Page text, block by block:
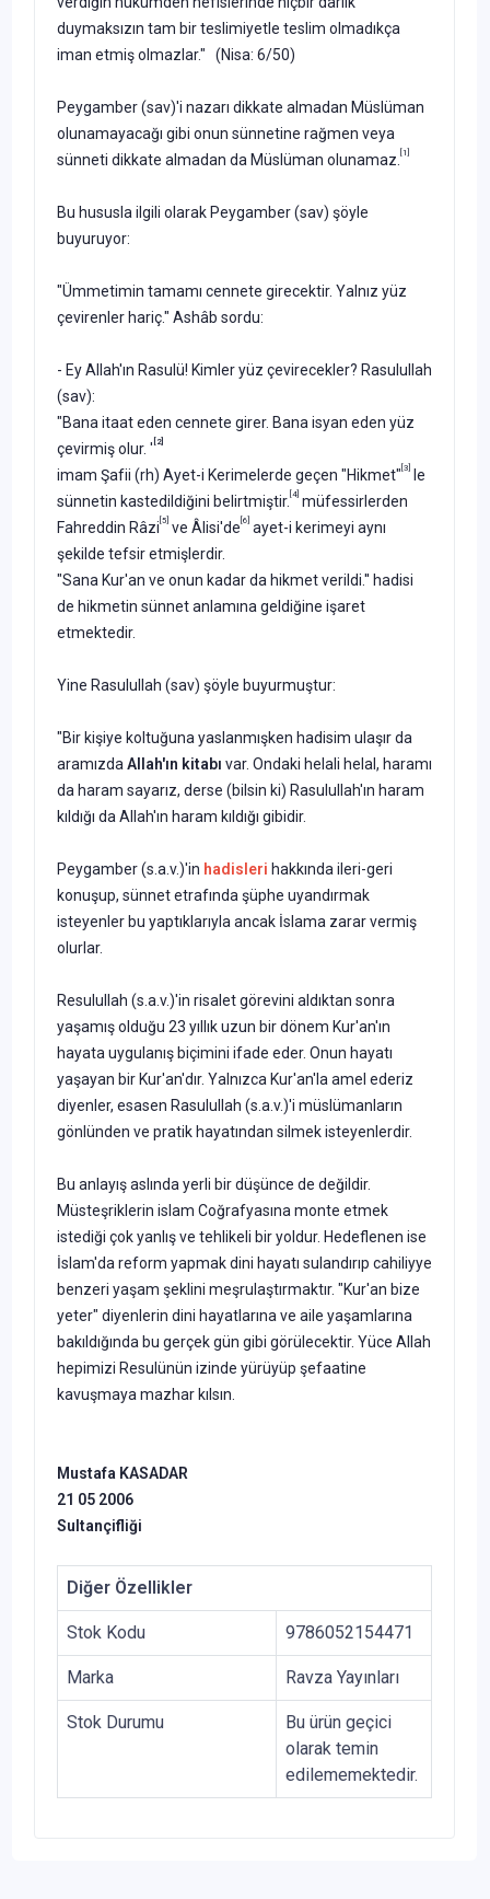
duymaksızın tam bir teslimiyetle teslim olmadıkça
iman etmiş olmazlar." (Nisa: 6/50)
Peygamber (sav)'i nazarı dikkate almadan Müslüman
olunamayacağı gibi onun sünnetine rağmen veya
sünneti dikkate almadan da Müslüman olunamaz. [1]
Bu hususla ilgili olarak Peygamber (sav) şöyle
buyuruyor:
"Ümmetimin tamamı cennete girecektir. Yalnız yüz
çevirenler hariç." Ashâb sordu:
- Ey Allah'ın Rasulü! Kimler yüz çevirecekler? Rasulullah
(sav):
"Bana itaat eden cennete girer. Bana isyan eden yüz
çevirmiş olur. ' [2]
imam Şafii (rh) Ayet-i Kerimelerde geçen "Hikmet"[3]
le
sünnetin kastedildiğini belirtmiştir. [4] müfessirlerden
Fahreddin Râzi[5] ve Âlisi'de[6] ayet-i kerimeyi aynı
şekilde tefsir etmişlerdir.
"Sana Kur'an ve onun kadar da hikmet verildi.'' hadisi
de hikmetin sünnet anlamına geldiğine işaret
etmektedir.
Yine Rasulullah (sav) şöyle buyurmuştur:
"Bir kişiye koltuğuna yaslanmışken hadisim ulaşır da
aramızda Allah'ın kitabı var. Ondaki helali helal, haramı
da haram sayarız, derse (bilsin ki) Rasulullah'ın haram
kıldığı da Allah'ın haram kıldığı gibidir.
Peygamber (s.a.v.)'in hadisleri hakkında ileri-geri
konuşup, sünnet etrafında şüphe uyandırmak
isteyenler bu yaptıklarıyla ancak İslama zarar vermiş
olurlar.
Resulullah (s.a.v.)'in risalet görevini aldıktan sonra
yaşamış olduğu 23 yıllık uzun bir dönem Kur'an'ın
hayata uygulanış biçimini ifade eder. Onun hayatı
yaşayan bir Kur'an'dır. Yalnızca Kur'an'la amel ederiz
diyenler, esasen Rasulullah (s.a.v.)'i müslümanların
gönlünden ve pratik hayatından silmek isteyenlerdir.
Bu anlayış aslında yerli bir düşünce de değildir.
Müsteşriklerin islam Coğrafyasına monte etmek
istediği çok yanlış ve tehlikeli bir yoldur. Hedeflenen ise
İslam'da reform yapmak dini hayatı sulandırıp cahiliyye
benzeri yaşam şeklini meşrulaştırmaktır. "Kur'an bize
yeter" diyenlerin dini hayatlarına ve aile yaşamlarına
bakıldığında bu gerçek gün gibi görülecektir. Yüce Allah
hepimizi Resulünün izinde yürüyüp şefaatine
kavuşmaya mazhar kılsın.
Mustafa KASADAR
21 05 2006
Sultançifliği
Diğer Özellikler
Stok Kodu 9786052154471
Marka Ravza Yayınları
Stok Durumu
Bu ürün geçici
olarak temin
edilememektedir.